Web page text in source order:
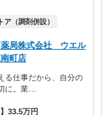
ア（調剤併設）
薬局株式会社 ウエル
町店
る仕事だから、自分の
に。業…
】33.5万円